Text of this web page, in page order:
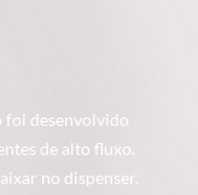
foi desenvolvido
de alto fluxo.
no dispenser.